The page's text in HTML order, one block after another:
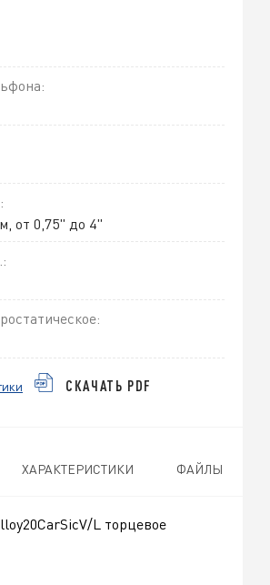
от 0,75" до 4"
СКАЧАТЬ PDF
ХАРАКТЕРИСТИКИ ФАЙЛЫ
L торцевое